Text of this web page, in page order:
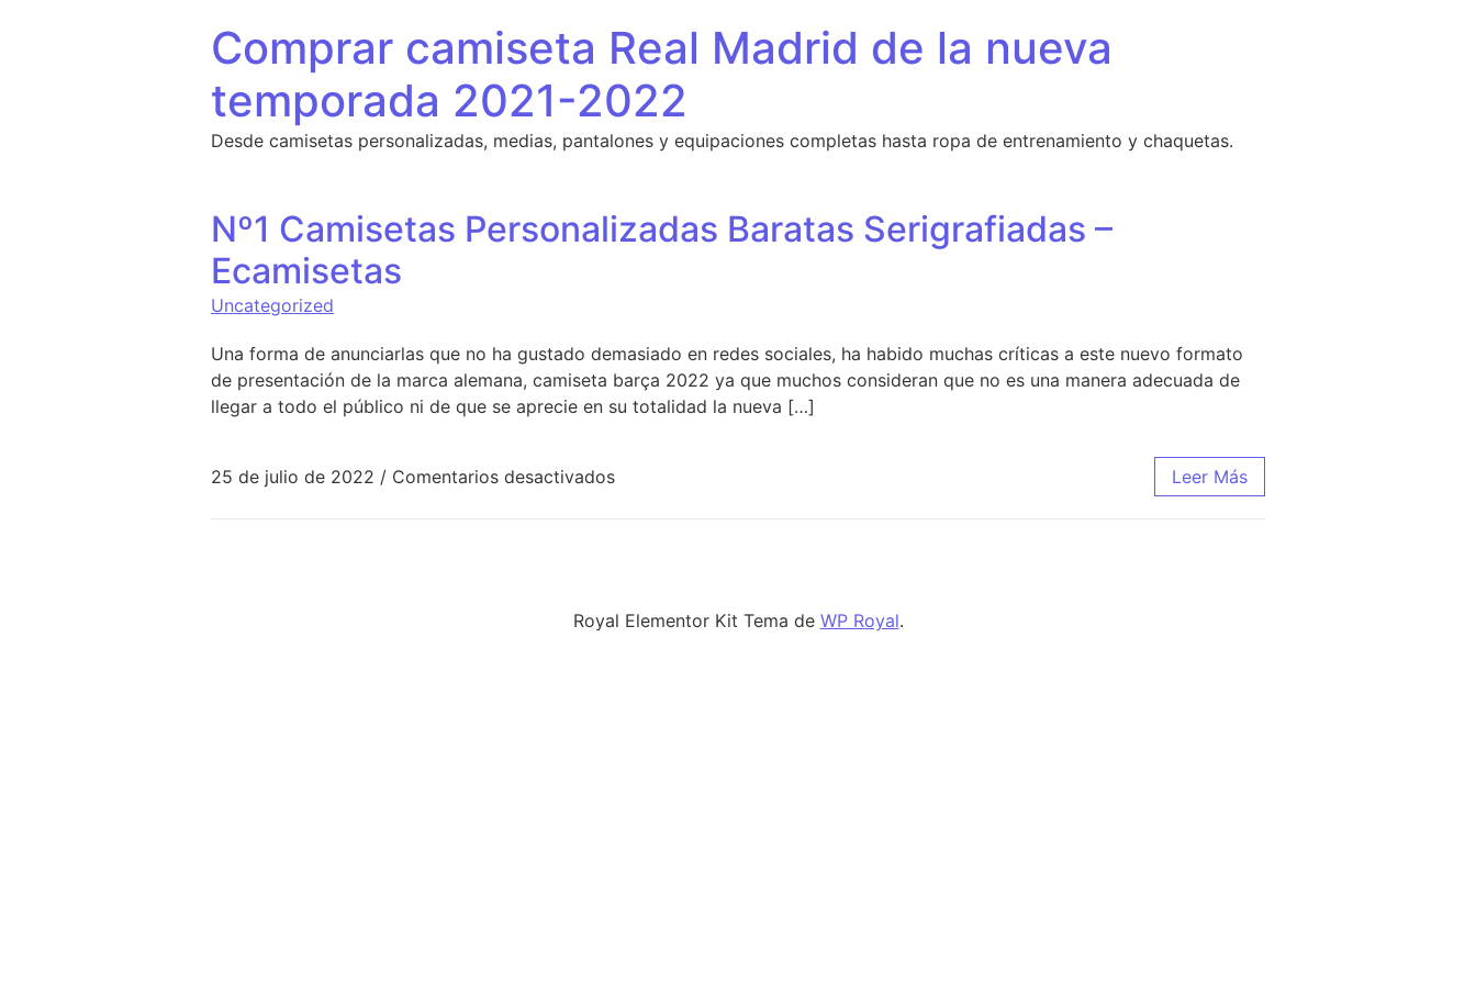
Comprar camiseta Real Madrid de la nueva
temporada 2021-2022
Desde camisetas personalizadas, medias, pantalones y equipaciones completas hasta ropa de entrenamiento y chaquetas.
Nº1 Camisetas Personalizadas Baratas Serigrafiadas –
Ecamisetas
Uncategorized
Una forma de anunciarlas que no ha gustado demasiado en redes sociales, ha habido muchas críticas a este nuevo formato
de presentación de la marca alemana, camiseta barça 2022 ya que muchos consideran que no es una manera adecuada de
llegar a todo el público ni de que se aprecie en su totalidad la nueva […]
25 de julio de 2022 / Comentarios desactivadosen Nº1 Camisetas Personalizadas Baratas Serigrafiadas – EcamisetasLeer Más
Royal Elementor Kit Tema de WP Royal.